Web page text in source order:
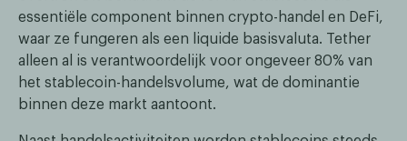
essentiële component binnen crypto-handel en DeFi,
waar ze fungeren als een liquide basisvaluta. Tether
alleen al is verantwoordelijk voor ongeveer 80% van
het stablecoin-handelsvolume, wat de dominantie
binnen deze markt aantoont.